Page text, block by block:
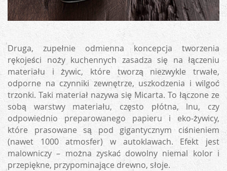
Druga, zupełnie odmienna koncepcja tworzenia
rękojeści noży kuchennych zasadza się na łączeniu
materiału i żywic, które tworzą niezwykle trwałe,
odporne na czynniki zewnętrze, uszkodzenia i wilgoć
trzonki. Taki materiał nazywa się Micarta. To łączone ze
sobą warstwy materiału, często płótna, lnu, czy
odpowiednio preparowanego papieru i eko-żywicy,
które prasowane są pod gigantycznym ciśnieniem
(nawet 1000 atmosfer) w autoklawach. Efekt jest
malowniczy – można zyskać dowolny niemal kolor i
przepiękne, przypominające drewno, słoje.